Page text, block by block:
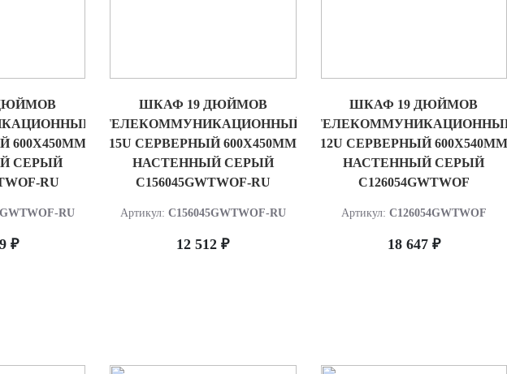
600Х450ММ
СЕРЫЙ
RU
RU
₽
ШКАФ 19 ДЮЙМОВ
ТЕЛЕКОММУНИКАЦИОННЫЙ
15U СЕРВЕРНЫЙ 600Х450ММ
НАСТЕННЫЙ СЕРЫЙ
C156045GWTWOF-RU
Артикул: C156045GWTWOF-RU
12 512 ₽
ШКАФ 19 ДЮЙМОВ
12U СЕРВЕРНЫЙ 600Х540ММ
НАСТЕННЫЙ СЕРЫЙ
C126054GWTWOF
Артикул: C126054GWTWOF
18 647 ₽